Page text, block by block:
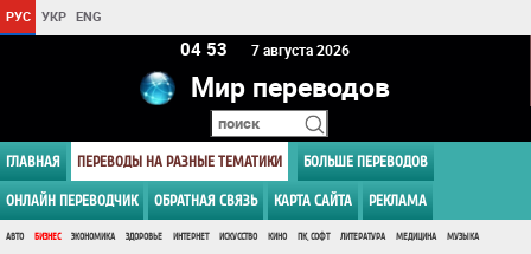
РУС УКР ENG
04:54 7 августа 2026
Мир переводов
ГЛАВНАЯ ПЕРЕВОДЫ НА РАЗНЫЕ ТЕМАТИКИ БОЛЬШЕ ПЕРЕВОДОВ
ОНЛАЙН ПЕРЕВОДЧИК ОБРАТНАЯ СВЯЗЬ КАРТА САЙТА РЕКЛАМА
АВТО БИЗНЕС ЭКОНОМИКА ЗДОРОВЬЕ ИНТЕРНЕТ ИСКУССТВО КИНО ПК, СОФТ ЛИТЕРАТУРА МЕДИЦИНА МУЗЫКА